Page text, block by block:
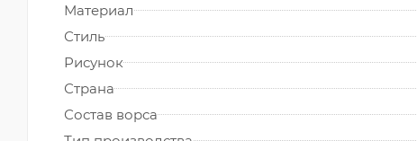
Материал
Стиль
Рисунок
Страна
Состав ворса